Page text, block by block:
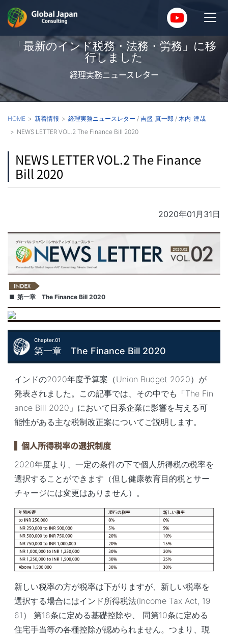
「最新のインド税務・法務・労務」に移
行しました
経理実務ニュースレター
HOME 新着情報 経理実務ニュースレター / 吉盛-真一郎 / 木内-達哉
NEWS LETTER VOL.2 The Finance Bill 2020
NEWS LETTER VOL.2 The Finance
Bill 2020
2020年01月31日
第一章 The Finance Bill 2020
Chapter.01
第一章 The Finance Bill 2020
インドの2020年度予算案（Union Budget 2020）が
発表されました。この記事では、その中でも「The Fin
ance Bill 2020」において日系企業に影響を与える可
能性がある主な税制改正案についてご説明します。
個人所得税率の選択制度
2020年度より、一定の条件の下で個人所得税の税率を
選択することができます（但し健康教育目的税とサー
チャージには変更はありません）。
新しい税率の方が税率は下がりますが、新しい税率を
選択する場合にはインド所得税法(Income Tax Act, 19
61） 第16条に定める基礎控除や、 同第10条に定める
住宅手当等の各種控除が認められません。つまり、現